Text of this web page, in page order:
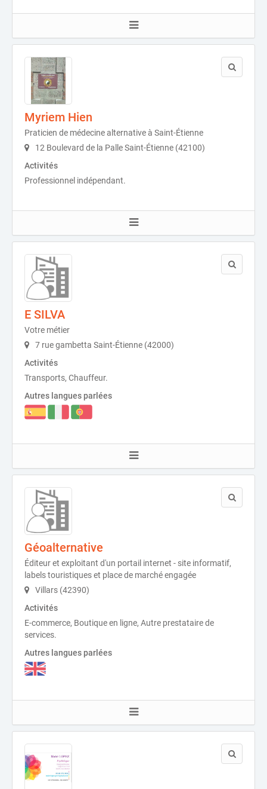
Myriem Hien
Praticien de médecine alternative à Saint-Étienne
12 Boulevard de la Palle Saint-Étienne (42100)
Activités
Professionnel indépendant.
E SILVA
Votre métier
7 rue gambetta Saint-Étienne (42000)
Activités
Transports, Chauffeur.
Autres langues parlées
Géoalternative
Éditeur et exploitant d'un portail internet - site informatif,
labels touristiques et place de marché engagée
Villars (42390)
Activités
E-commerce, Boutique en ligne, Autre prestataire de
services.
Autres langues parlées